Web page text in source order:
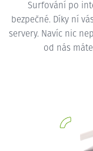
Surfování po
bezpečné. Díky ní
servery. Navíc nic
od nás máte